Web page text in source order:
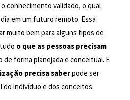
conhecimento validado, o qual
em um futuro remoto. Essa
muito bem para alguns tipos de
o que as pessoas precisam
de forma planejada e conceitual. E
precisa saberpode ser
do indivíduo e dos conceitos.